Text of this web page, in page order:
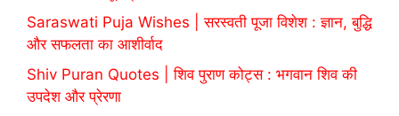
Saraswati Puja Wishes | सरस्वती पूजा विशेश : ज्ञान, बुद्धि
और सफलता का आशीर्वाद
Shiv Puran Quotes | शिव पुराण कोट्स : भगवान शिव की
उपदेश और प्रेरणा